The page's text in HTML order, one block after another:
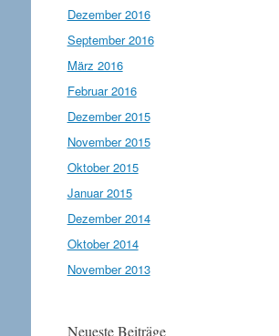
Dezember 2016
September 2016
März 2016
Februar 2016
Dezember 2015
November 2015
Oktober 2015
Januar 2015
Dezember 2014
Oktober 2014
November 2013
Neueste Beiträge